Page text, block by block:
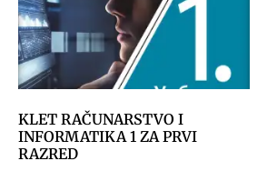
KLET RAČUNARSTVO I
INFORMATIKA 1 ZA PRVI
RAZRED